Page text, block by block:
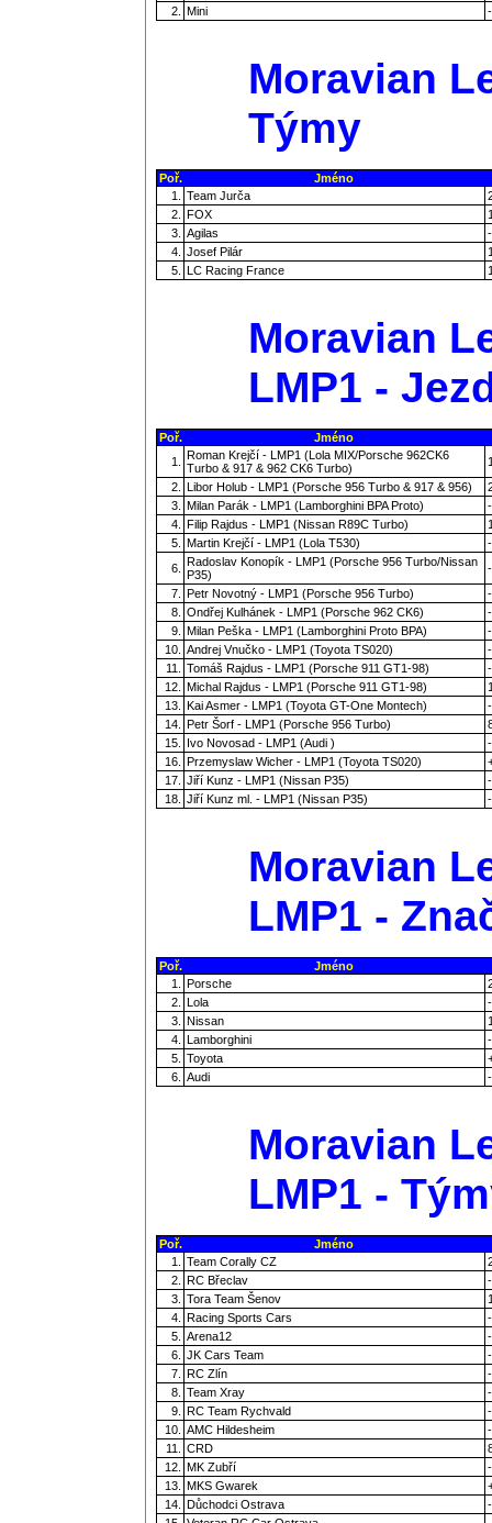
2.
Mini -
Moravian
Týmy
Poř.
Jméno
1.
Team Jurča
2.
FOX
3.
Agilas
-
4.
Josef Pilár
5.
LC Racing France
Moravian
LMP1 -
Poř.
Jméno
1.
Roman Krejčí - LMP1 (Lola MIX/Porsche 962CK6
Turbo & 917 & 962 CK6 Turbo)
2.
Libor Holub - LMP1 (Porsche 956 Turbo & 917 & 956)
3.
Milan Parák - LMP1 (Lamborghini BPA Proto)
-
4.
Filip Rajdus - LMP1 (Nissan R89C Turbo)
5.
Martin Krejčí - LMP1 (Lola T530)
-
6.
Radoslav Konopík - LMP1 (Porsche 956 Turbo/Nissan
P35)
-
7.
Petr Novotný - LMP1 (Porsche 956 Turbo)
-
8.
Ondřej Kulhánek - LMP1 (Porsche 962 CK6)
-
9.
Milan Peška - LMP1 (Lamborghini Proto BPA)
-
10.
Andrej Vnučko - LMP1 (Toyota TS020)
-
11.
Tomáš Rajdus - LMP1 (Porsche 911 GT1-98)
-
12.
Michal Rajdus - LMP1 (Porsche 911 GT1-98)
13.
Kai Asmer - LMP1 (Toyota GT-One Montech)
-
14.
Petr Šorf - LMP1 (Porsche 956 Turbo)
15.
Ivo Novosad - LMP1 (Audi )
-
16.
Przemyslaw Wicher - LMP1 (Toyota TS020)
17.
Jiří Kunz - LMP1 (Nissan P35)
-
18.
Jiří Kunz ml. - LMP1 (Nissan P35) -
Moravian
LMP1 -
Poř.
Jméno
1.
Porsche
2.
Lola
-
3.
Nissan
4.
Lamborghini
-
5.
Toyota
6.
Audi -
Moravian
LMP1 -
Poř.
Jméno
1.
Team Corally CZ
2.
RC Břeclav
-
3.
Tora Team Šenov
4.
Racing Sports Cars
-
5.
Arena12
-
6.
JK Cars Team
-
7.
RC Zlín
-
8.
Team Xray
-
9.
RC Team Rychvald
-
10.
AMC Hildesheim
-
11.
CRD
12.
MK Zubří
-
13.
MKS Gwarek
14.
Důchodci Ostrava
-